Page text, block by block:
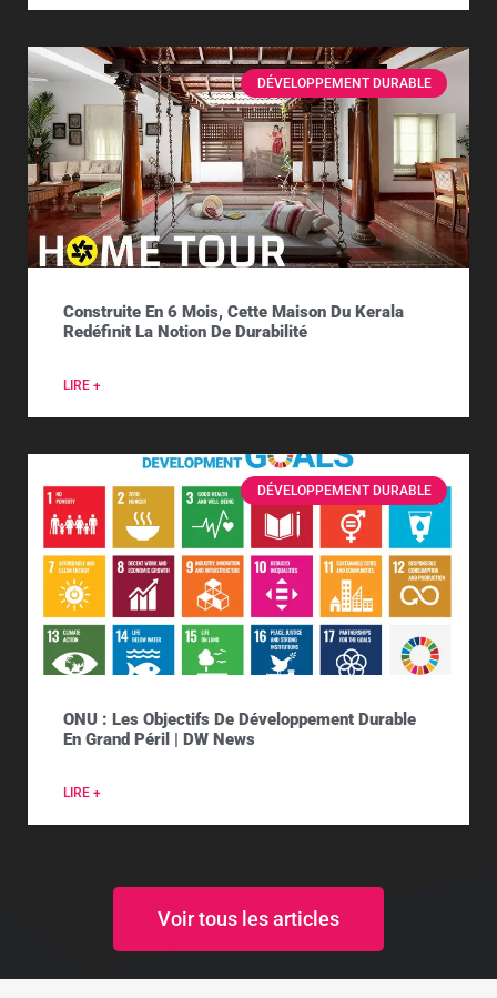
DÉVELOPPEMENT DURABLE
Construite En 6 Mois, Cette Maison Du Kerala
Redéfinit La Notion De Durabilité
LIRE +
DÉVELOPPEMENT DURABLE
ONU : Les Objectifs De Développement Durable
En Grand Péril | DW News
LIRE +
Voir tous les articles